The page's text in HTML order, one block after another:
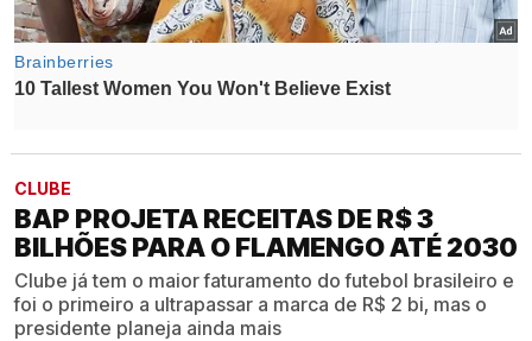
CLUBE
BAP PROJETA RECEITAS DE R$ 3
BILHÕES PARA O FLAMENGO ATÉ 2030
Clube já tem o maior faturamento do futebol brasileiro e
foi o primeiro a ultrapassar a marca de R$ 2 bi, mas o
presidente planeja ainda mais